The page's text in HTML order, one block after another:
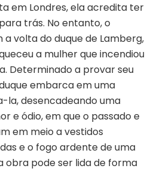
em Londres, ela acredita ter
trás. No entanto, o
volta do duque de Lamberg,
a mulher que incendiou
Determinado a provar seu
embarca em uma
la, desencadeando uma
e ódio, em que o passado e
em meio a vestidos
e o fogo ardente de uma
obra pode ser lida de forma